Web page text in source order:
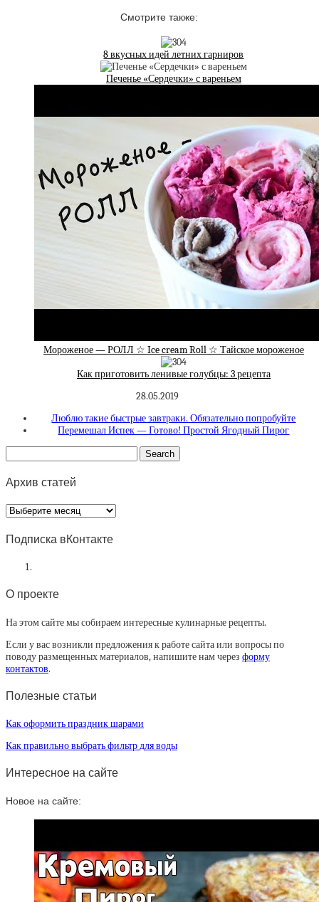
Смотрите также:
8 вкусных идей летних гарниров
Печенье «Сердечки» с вареньем
Мороженое — РОЛЛ ☆ Ice cream Roll ☆ Тайское мороженое
Как приготовить ленивые голубцы: 3 рецепта
28.05.2019
Люблю такие быстрые завтраки. Обязательно попробуйте
Перемешал Испек — Готово! Простой Ягодный Пирог
Архив статей
Архив
статей
Подписка вКонтакте
О проекте
На этом сайте мы собираем интересные кулинарные рецепты.
Если у вас возникли предложения к работе сайта или вопросы по
поводу размещенных материалов, напишите нам через форму
контактов.
Полезные статьи
Как оформить праздник шарами
Как правильно выбрать фильтр для воды
Интересное на сайте
Новое на сайте: